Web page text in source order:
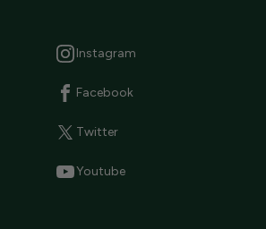
Instagram
Facebook
Twitter
Youtube